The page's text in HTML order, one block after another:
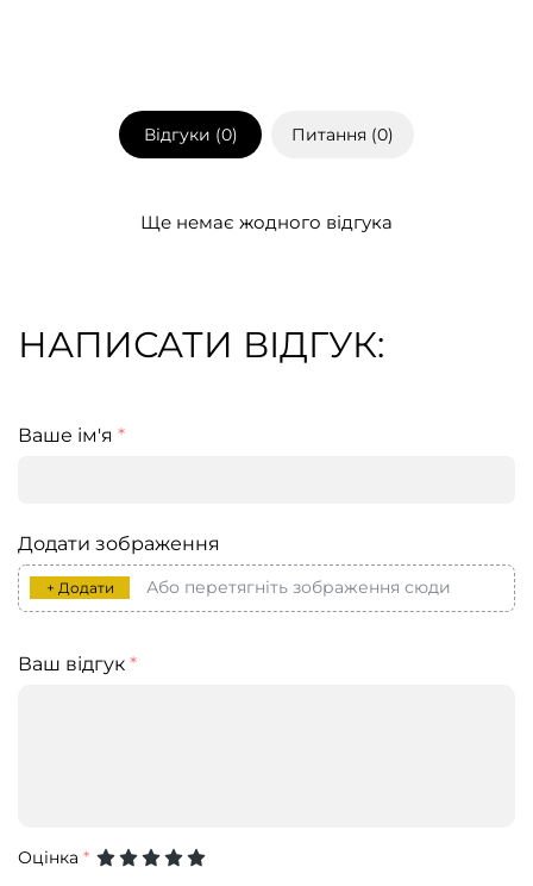
Відгуки (0) Питання (0)
Ще немає жодного відгука
НАПИСАТИ ВІДГУК:
Ваше ім'я *
Додати зображення
+ Додати Або перетягніть зображення сюди
Ваш відгук *
Оцінка *